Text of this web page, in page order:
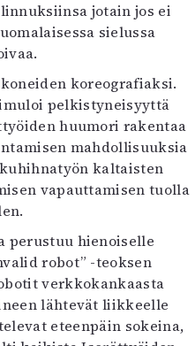
jotain jos ei
sielussa
koreografiaksi.
pelkistyneisyyttä
huumori rakentaa
mahdollisuuksia
kaltaisten
vapauttamisen tuolla
perustuu hienoiselle
robot” -teoksen
verkkokankaasta
lähtevät liikkeelle
eteenpäin sokeina,